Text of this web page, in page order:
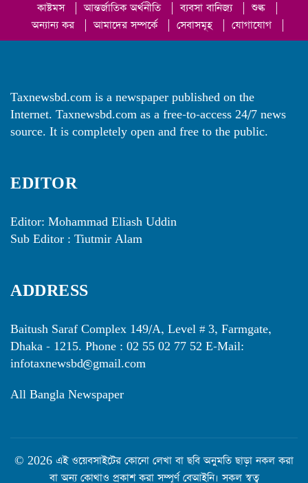
কাষ্টমস
আন্তর্জাতিক অর্থনীতি ব্যবসা বানিজ্য শুল্ক
অন্যান্য কর
আমাদের সম্পর্কে সেবাসমূহ যোগাযোগ
Taxnewsbd.com is a newspaper published on the
Internet. Taxnewsbd.com as a free-to-access 24/7 news
source. It is completely open and free to the public.
EDITOR
Editor: Mohammad Eliash Uddin
Sub Editor : Tiutmir Alam
ADDRESS
Baitush Saraf Complex 149/A, Level # 3, Farmgate,
Dhaka - 1215. Phone : 02 55 02 77 52 E-Mail:
infotaxnewsbd@gmail.com
All Bangla Newspaper
© 2026 এই ওয়েবসাইটের কোনো লেখা বা ছবি অনুমতি ছাড়া নকল করা
বা অন্য কোথাও প্রকাশ করা সম্পূর্ণ বেআইনি। সকল স্বত্ব